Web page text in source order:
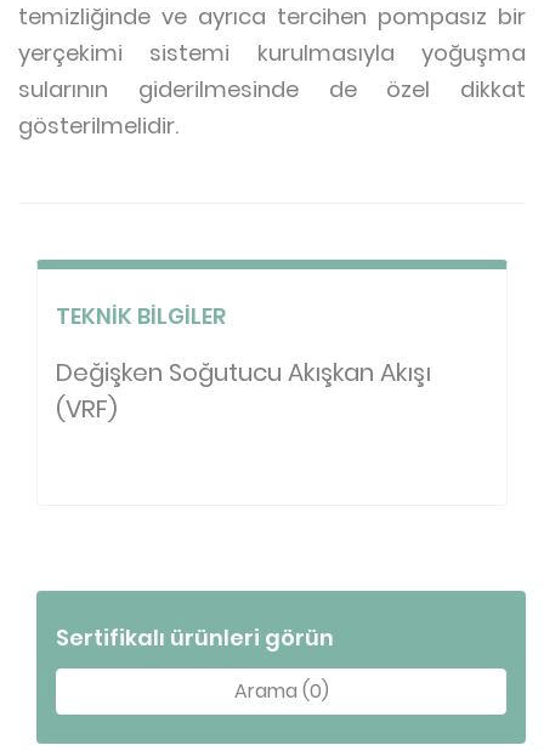
temizliğinde ve ayrıca tercihen pompasız bir
yerçekimi sistemi kurulmasıyla yoğuşma
sularının giderilmesinde de özel dikkat
gösterilmelidir.
TEKNIK BILGILER
Değişken Soğutucu Akışkan Akışı
(VRF)
Sertifikalı ürünleri görün
Arama (0)